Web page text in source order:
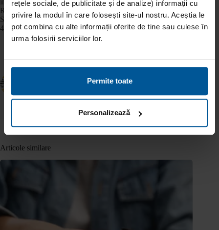
rețele sociale, de publicitate și de analize) informații cu
privire la modul în care folosești site-ul nostru. Aceștia le
pot combina cu alte informații oferite de tine sau culese în
urma folosirii serviciilor lor.
Permite toate
Personalizează
României cu numărul RG-PJR-41-110267 și în Registrul
Special al Băncii Naționale a României cu numărul RS-PJR-
41-110103.
URMĂTOR
Articole similare